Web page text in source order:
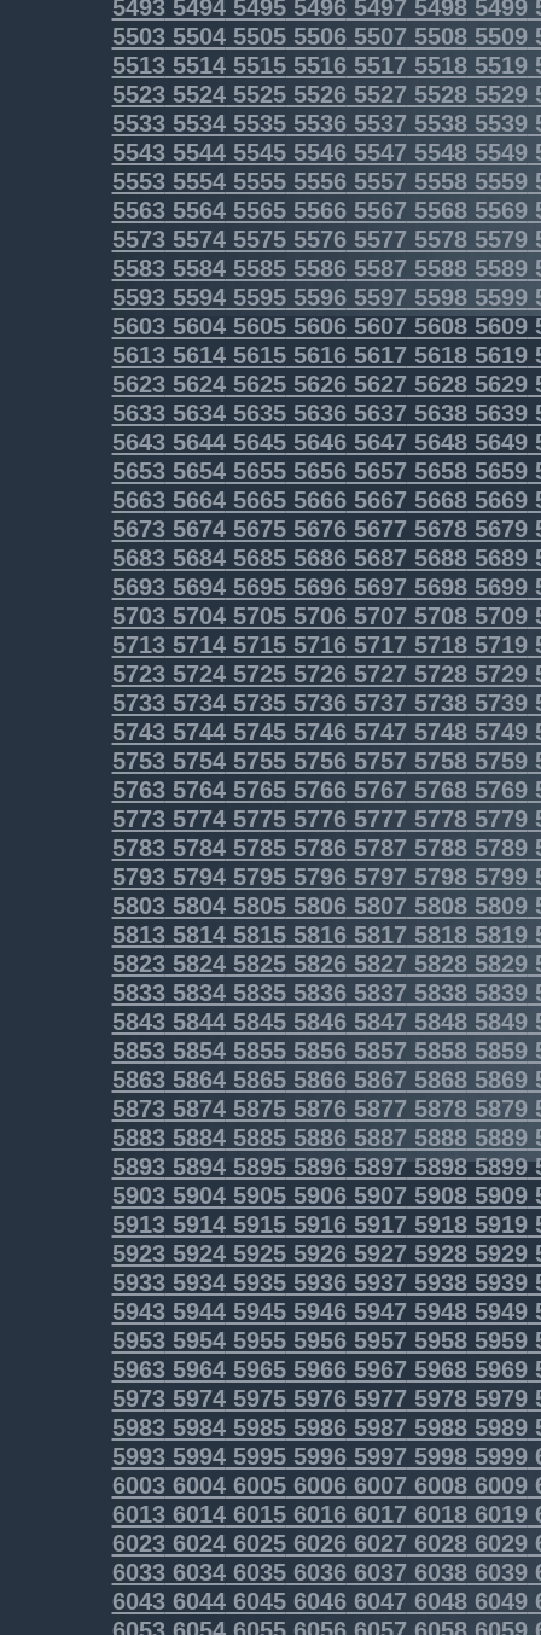
54935494549554965497 54985499
55035504550555065507 55085509
55135514551555165517 55185519
5523552455255526552755285529
55335534553555365537 55385539
55435544554555465547 55485549
55535554555555565557 55585559
55635564556555665567 55685569
55735574557555765577 55785579
55835584558555865587 55885589
55935594559555965597 55985599
5603560456055606560756085609
5613561456155616561756185619
5623562456255626562756285629
5633563456355636563756385639
5643564456455646564756485649
5653565456555656565756585659
5663566456655666566756685669
5673567456755676567756785679
5683568456855686568756885689
5693569456955696569756985699
5703570457055706570757085709
5713571457155716571757185719
5723572457255726572757285729
5733573457355736573757385739
5743574457455746574757485749
5753575457555756575757585759
57635764576557665767 57685769
5773577457755776577757785779
57835784578557865787 57885789
57935794579557965797 57985799
58035804580558065807 58085809
5813581458155816581758185819
58235824582558265827 58285829
58335834583558365837 58385839
58435844584558465847 58485849
58535854585558565857 58585859
58635864586558665867 58685869
58735874587558765877 58785879
58835884588558865887 58885889
5893589458955896589758985899
5903590459055906590759085909
5913591459155916591759185919
5923592459255926592759285929
5933593459355936593759385939
5943594459455946594759485949
5953595459555956595759585959
5963596459655966596759685969
5973597459755976597759785979
5983598459855986598759885989
5993599459955996599759985999
6003600460056006600760086009
6013601460156016601760186019
6023602460256026602760286029
6033603460356036603760386039
6043604460456046604760486049